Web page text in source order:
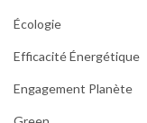
Écologie
Efficacité Énergétique
Engagement Planète